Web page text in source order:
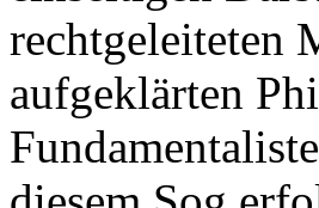
rechtgeleiteten
aufgeklärten